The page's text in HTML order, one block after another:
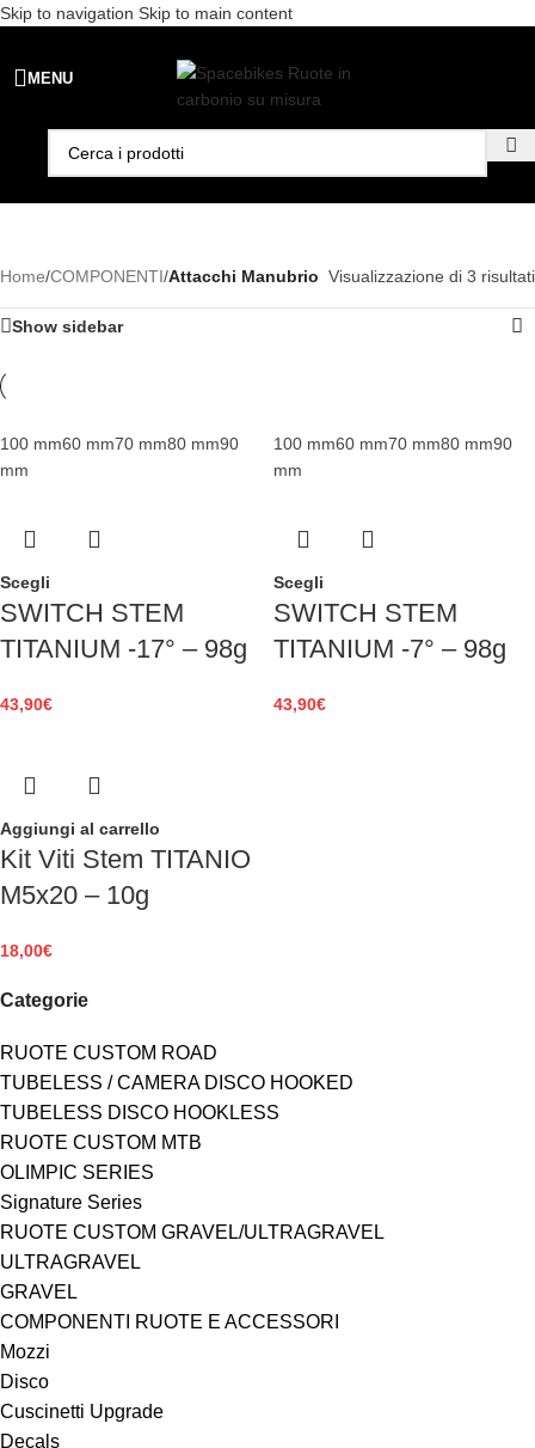
Skip to navigation Skip to main content
Spedizione gratuita per ordini superiori a €99 - 📣 Paga con PayPal in
3 rate senza interessi,
MENU
Categorie
RUOTE CUSTOM ROAD
TUBELESS / CAMERA DISCO HOOKED
TUBELESS DISCO HOOKLESS
RUOTE CUSTOM MTB
OLIMPIC SERIES
Signature Series
RUOTE CUSTOM GRAVEL/ULTRAGRAVEL
ULTRAGRAVEL
GRAVEL
COMPONENTI RUOTE E ACCESSORI
Mozzi
Disco
Cuscinetti Upgrade
Decals
Home/COMPONENTI/Attacchi Manubrio Visualizzazione di 3 risultati
Show sidebar
100 mm60 mm70 mm80 mm90
mm
Scegli
SWITCH STEM
TITANIUM -17° – 98g
43,90€
100 mm60 mm70 mm80 mm90
mm
Scegli
SWITCH STEM
TITANIUM -7° – 98g
43,90€
Aggiungi al carrello
Kit Viti Stem TITANIO
M5x20 – 10g
18,00€